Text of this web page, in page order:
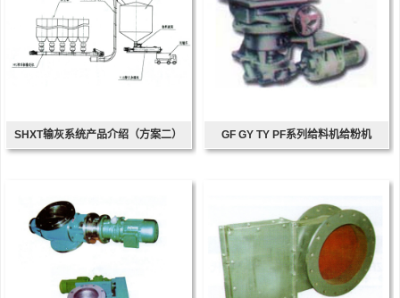
SHXT输灰系统产品介绍（方案二） GF GY TY PF系列给料机给粉机